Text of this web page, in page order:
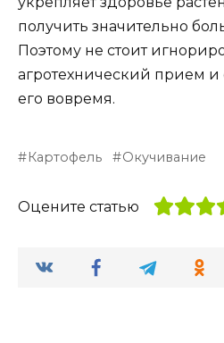
получить значительно
Поэтому не стоит
агротехнический прием и
его вовремя.
Картофель Окучивание
Оцените статью